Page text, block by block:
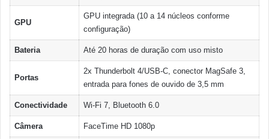
GPU
GPU integrada (10 a 14 núcleos conforme
configuração)
Bateria Até 20 horas de duração com uso misto
Portas
2x Thunderbolt 4/USB-C, conector MagSafe 3,
entrada para fones de ouvido de 3,5 mm
Conectividade Wi-Fi 7, Bluetooth 6.0
Câmera FaceTime HD 1080p